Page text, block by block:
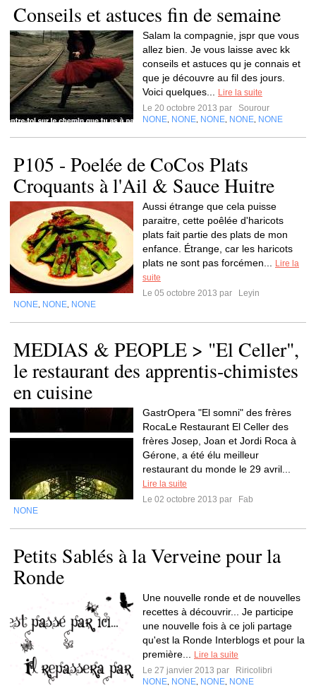
Conseils et astuces fin de semaine
Salam la compagnie, jspr que vous
allez bien. Je vous laisse avec kk
conseils et astuces qu je connais et
que je découvre au fil des jours.
Voici quelques...
Lire la suite
Le 20 octobre 2013 par
Sourour
NONE NONE NONE NONE NONE
P105 - Poelée de CoCos Plats
Croquants à l'Ail & Sauce Huitre
Aussi étrange que cela puisse
paraitre, cette poêlée d'haricots
plats fait partie des plats de mon
enfance. Étrange, car les haricots
plats ne sont pas forcémen...
Lire la
suite
Le 05 octobre 2013 par
Leyin
NONE NONE NONE
MEDIAS & PEOPLE > "El Celler",
le restaurant des apprentis-chimistes
en cuisine
GastrOpera "El somni" des frères
RocaLe Restaurant El Celler des
frères Josep, Joan et Jordi Roca à
Gérone, a été élu meilleur
restaurant du monde le 29 avril...
Lire la suite
Le 02 octobre 2013 par
Fab
NONE
Petits Sablés à la Verveine pour la
Ronde
Une nouvelle ronde et de nouvelles
recettes à découvrir... Je participe
une nouvelle fois à ce joli partage
qu'est la Ronde Interblogs et pour la
première...
Lire la suite
Le 27 janvier 2013 par
Riricolibri
NONE NONE NONE NONE